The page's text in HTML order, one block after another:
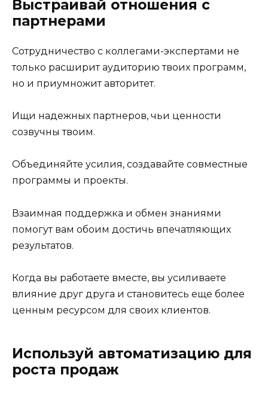
Выстраивай отношения с
партнерами
Сотрудничество с коллегами-экспертами не
только расширит аудиторию твоих программ,
но и приумножит авторитет.
Ищи надежных партнеров, чьи ценности
созвучны твоим.
Объединяйте усилия, создавайте совместные
программы и проекты.
Взаимная поддержка и обмен знаниями
помогут вам обоим достичь впечатляющих
результатов.
Когда вы работаете вместе, вы усиливаете
влияние друг друга и становитесь еще более
ценным ресурсом для своих клиентов.
Используй автоматизацию для
роста продаж